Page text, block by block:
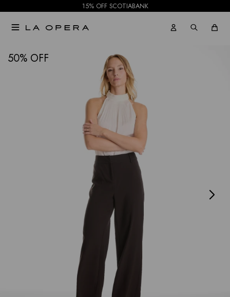
15% OFF SCOTIABANK

50 NOTIFICARME